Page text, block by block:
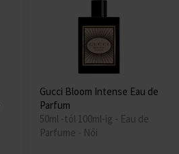
Gucci Bloom Intense Eau de
Parfum
50ml -tól 100ml-ig - Eau de
Parfume - Női